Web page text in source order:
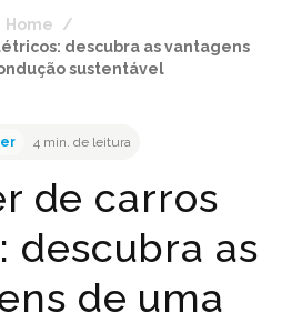
Home
/
descubra as vantagens
sustentável
4 min. de leitura
de carros
descubra as
de uma